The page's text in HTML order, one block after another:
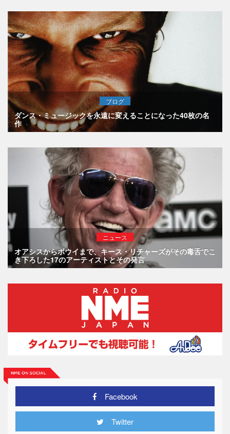
ブログ
ダンス・ミュージックを永遠に変えることになった40枚の名
作
ニュース
オアシスからボウイまで、キース・リチャーズがその毒舌でこ
き下ろした17のアーティストとその発言
Facebook
Twitter